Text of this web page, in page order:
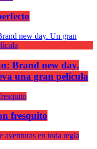
Brand new day.
una gran película
fresquito